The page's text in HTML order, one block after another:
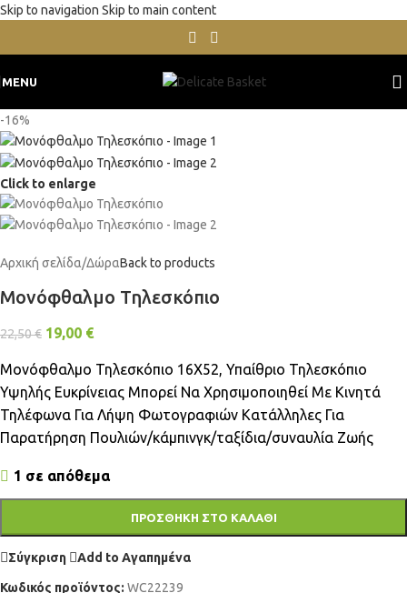
Skip to navigation Skip to main content
MENU
-16%
Click to enlarge
Αρχική σελίδα/ΔώραBack to products
Μονόφθαλμο Τηλεσκόπιο
22,50€ 19,00 €
Μονόφθαλμο Τηλεσκόπιο 16X52, Υπαίθριο Τηλεσκόπιο
Υψηλής Ευκρίνειας Μπορεί Να Χρησιμοποιηθεί Με Κινητά
Τηλέφωνα Για Λήψη Φωτογραφιών Κατάλληλες Για
Παρατήρηση Πουλιών/κάμπινγκ/ταξίδια/συναυλία Ζωής
1 σε απόθεμα
ΠΡΟΣΘΉΚΗ ΣΤΟ ΚΑΛΆΘΙ
Σύγκριση Add to Αγαπημένα
Κωδικός προϊόντος: WC22239